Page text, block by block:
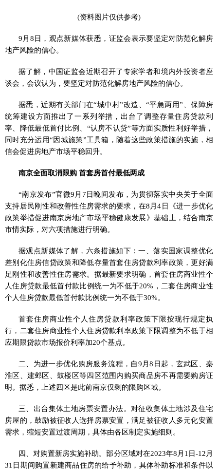
(资料图片仅供参考)
9月8日，观点新媒体获悉，证监会表示要坚定对防范化解房
地产风险的信心。
据了解，中国证监会近期召开了专家学者和境内外投资者座
谈会，会议认为，要坚定对防范化解房地产风险的信心。
据悉，近期有关部门在“城中村”改造、“平急两用”、保障房
统筹建设方面推出了一系列举措，出台了调整存量住房贷款利
率、降低最低首付比例、“认房不认贷”等方面实质性利好举措，
同时充分运用“因城施策”工具箱，随着这些政策措施的实施，相
信会促进房地产市场平稳回升。
南京全面取消限购 首套房首付最低两成
“南京发布”官微9月7日晚间发布，为贯彻落实中央关于全面
支持居民刚性和改善性住房需求的要求，在8月4日《进一步优化
政策举措促进南京房地产市场平稳健康发展》基础上，结合南京
市情实际，对六项措施进行明确。
据观点新媒体了解，六条措施如下：一、落实国家调整优化
差别化住房信贷政策和降低存量首套住房贷款利率政策，更好满
足刚性和改善性住房需求。据最新要求明确，首套住房商业性个
人住房贷款最低首付款比例统一为不低于20%，二套住房商业性
个人住房贷款最低首付款比例统一为不低于30%。
首套住房商业性个人住房贷款利率政策下限按现行规定执
行，二套住房商业性个人住房贷款利率政策下限调整为不低于相
应期限贷款市场报价利率加20个基点。
二、为进一步优化购房服务流程，自9月8日起，玄武区、秦
淮区、建邺区、鼓楼区等四区范围内购买商品房不再需要购房证
明。据悉，上述四区是此前南京仅剩的限购区域。
三、出台集体土地房票安置办法。对征收集体土地涉及住宅
房屋的，鼓励被征收人选择房票安置，满足被征收人多元化安置
需求，缩短安置过渡周期，具体由各区制定实施细则。
四、对购置新房实施补助。部分区域对在2023年8月1日-12月
31日期间购置新建商品住房的给予补助，具体补助标准和条件以